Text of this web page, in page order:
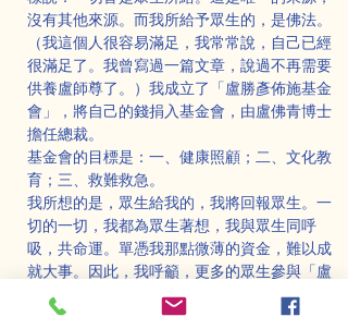
沒有其他來源。而我所給予眾生的，是佛法。
（我這個人很容易滿足，我常常說，自己已經
很滿足了。我曾寫過一篇文章，說過不再需要
供養盧師尊了。）我成立了「盧勝彥佈施基金
會」，將自己的錢捐入基金會，由盧佛青博士
擔任總裁。
基金會的目標是：一、健康照顧；二、文化教
育；三、救難救急。
我所想的是，眾生給我的，我將回報眾生。一
切的一切，我都為眾生著想，我與眾生同呼
吸，共命運。單憑我那點微薄的資金，難以成
就大事。因此，我呼籲，更多的眾生參與「盧
勝彥佈施基金會」，讓更多眾生能從中受益。
究竟是法大，還是財大呢？佛陀說：「一切供